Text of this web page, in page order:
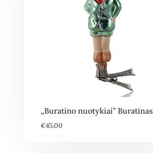
„Buratino nuotykiai” Buratinas
€45.00